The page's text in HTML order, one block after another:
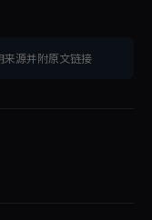
来源并附原文链接